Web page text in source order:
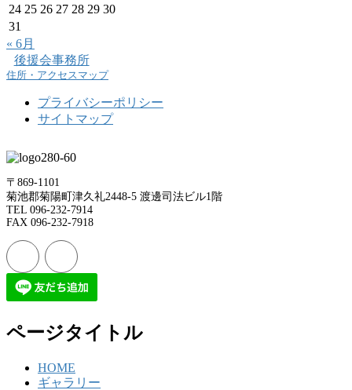
24 25 26 27 28 29 30
31
« 6月
後援会事務所
住所・アクセスマップ
プライバシーポリシー
サイトマップ
〒869-1101
菊池郡菊陽町津久礼2448-5 渡邊司法ビル1階
TEL 096-232-7914
FAX 096-232-7918
ページタイトル
HOME
ギャラリー